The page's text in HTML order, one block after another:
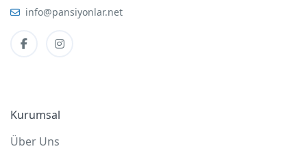
info@pansiyonlar.net
Kurumsal
Über Uns